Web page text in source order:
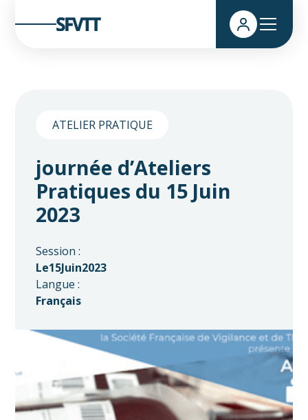
ATELIER PRATIQUE
journée d’Ateliers
Pratiques du 15 Juin
2023
Session :
Le15Juin2023
Langue :
Français